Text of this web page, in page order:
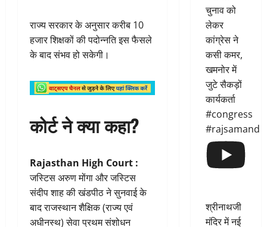
राज्य सरकार के अनुसार करीब 10
हजार शिक्षकों की पदोन्नति इस फैसले
के बाद संभव हो सकेगी।
कोर्ट ने क्या कहा?
Rajasthan High Court :
जस्टिस अरुण मोंगा और जस्टिस
संदीप शाह की खंडपीठ ने सुनवाई के
बाद राजस्थान शैक्षिक (राज्य एवं
अधीनस्थ) सेवा प्रथम संशोधन
चुनाव को
लेकर
कांग्रेस ने
कसी कमर,
खमनोर में
जुटे सैकड़ों
कार्यकर्ता
#congress
#rajsamand
श्रीनाथजी
मंदिर में नई